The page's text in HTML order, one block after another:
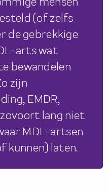
mensen
(of zelfs
de gebrekkige
arts wat
bewandelen
zijn
EMDR,
lang niet
MDL-artsen
kunnen) laten.